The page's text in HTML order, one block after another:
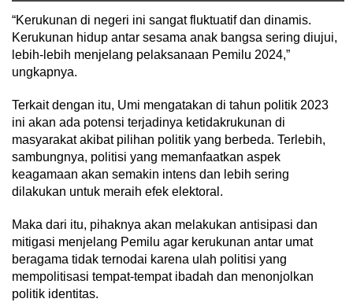
“Kerukunan di negeri ini sangat fluktuatif dan dinamis.
Kerukunan hidup antar sesama anak bangsa sering diujui,
lebih-lebih menjelang pelaksanaan Pemilu 2024,”
ungkapnya.
Terkait dengan itu, Umi mengatakan di tahun politik 2023
ini akan ada potensi terjadinya ketidakrukunan di
masyarakat akibat pilihan politik yang berbeda. Terlebih,
sambungnya, politisi yang memanfaatkan aspek
keagamaan akan semakin intens dan lebih sering
dilakukan untuk meraih efek elektoral.
Maka dari itu, pihaknya akan melakukan antisipasi dan
mitigasi menjelang Pemilu agar kerukunan antar umat
beragama tidak ternodai karena ulah politisi yang
mempolitisasi tempat-tempat ibadah dan menonjolkan
politik identitas.